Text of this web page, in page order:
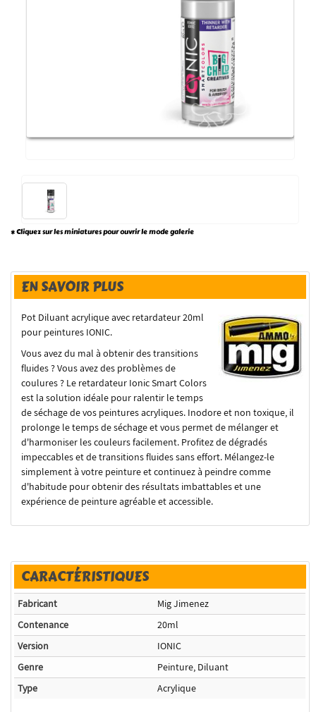
* Cliquez sur les miniatures pour ouvrir le mode galerie
EN SAVOIR PLUS
Pot Diluant acrylique avec retardateur 20ml
pour peintures IONIC.
Vous avez du mal à obtenir des transitions
fluides ? Vous avez des problèmes de
coulures ? Le retardateur Ionic Smart Colors
est la solution idéale pour ralentir le temps
de séchage de vos peintures acryliques. Inodore et non toxique, il
prolonge le temps de séchage et vous permet de mélanger et
d'harmoniser les couleurs facilement. Profitez de dégradés
impeccables et de transitions fluides sans effort. Mélangez-le
simplement à votre peinture et continuez à peindre comme
d'habitude pour obtenir des résultats imbattables et une
expérience de peinture agréable et accessible.
CARACTÉRISTIQUES
Fabricant
Mig Jimenez
Contenance
20ml
Version
IONIC
Genre
Peinture, Diluant
Type
Acrylique